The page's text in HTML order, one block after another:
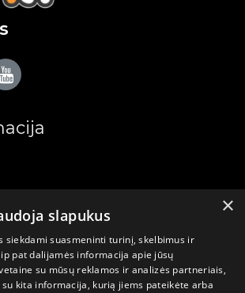
×
slapukus
siekdami suasmeninti turinį, skelbimus ir
pat dalijamės informacija apie jūsų
su mūsų reklamos ir analizės partneriais,
kita informacija, kurią jiems pateikėte arba